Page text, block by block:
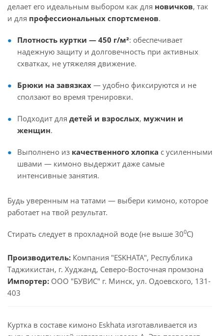
делает его идеальным выбором как для новичков, так
и для профессиональных спортсменов.
Плотность куртки — 450 г/м²: обеспечивает
надежную защиту и долговечность при активных
схватках, не утяжеляя движение.
Брюки на завязках — удобно фиксируются и не
сползают во время тренировки.
Подходит для детей и взрослых, мужчин и
женщин.
Выполнено из качественного хлопка с усиленными
швами — кимоно выдержит даже самые
интенсивные занятия.
Будь уверенным на татами — выбери кимоно, которое
работает на твой результат.
Стирать следует в прохладной воде (не выше 300С)
Производитель: Компания "ESKHATA", Республика
Таджикистан, г. Худжанд, Северо-Восточная промзона
Импортер: ООО "БУВИС" г. Минск, ул. Одоевского, 131-
403
Куртка в составе кимоно Eskhata изготавливается из